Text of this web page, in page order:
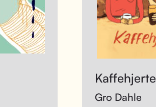
Kaffehjerte
Gro Dahle